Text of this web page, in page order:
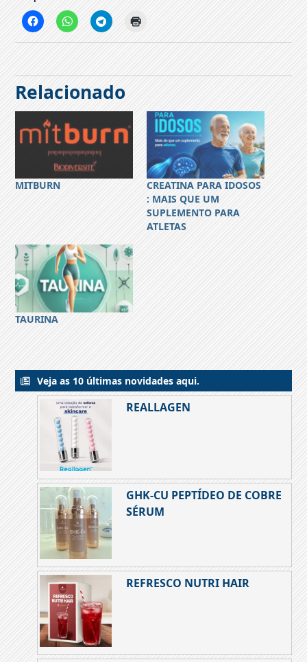
Relacionado
MITBURN
CREATINA PARA IDOSOS
: MAIS QUE UM
SUPLEMENTO PARA
ATLETAS
TAURINA
Veja as 10 últimas novidades aqui.
REALLAGEN
GHK-CU PEPTÍDEO DE COBRE
SÉRUM
REFRESCO NUTRI HAIR